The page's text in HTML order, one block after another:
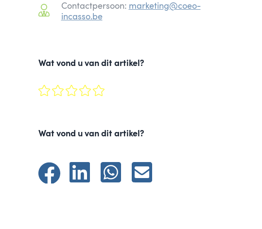
Contactpersoon: marketing@coeo-
incasso.be
Wat vond u van dit artikel?
Wat vond u van dit artikel?